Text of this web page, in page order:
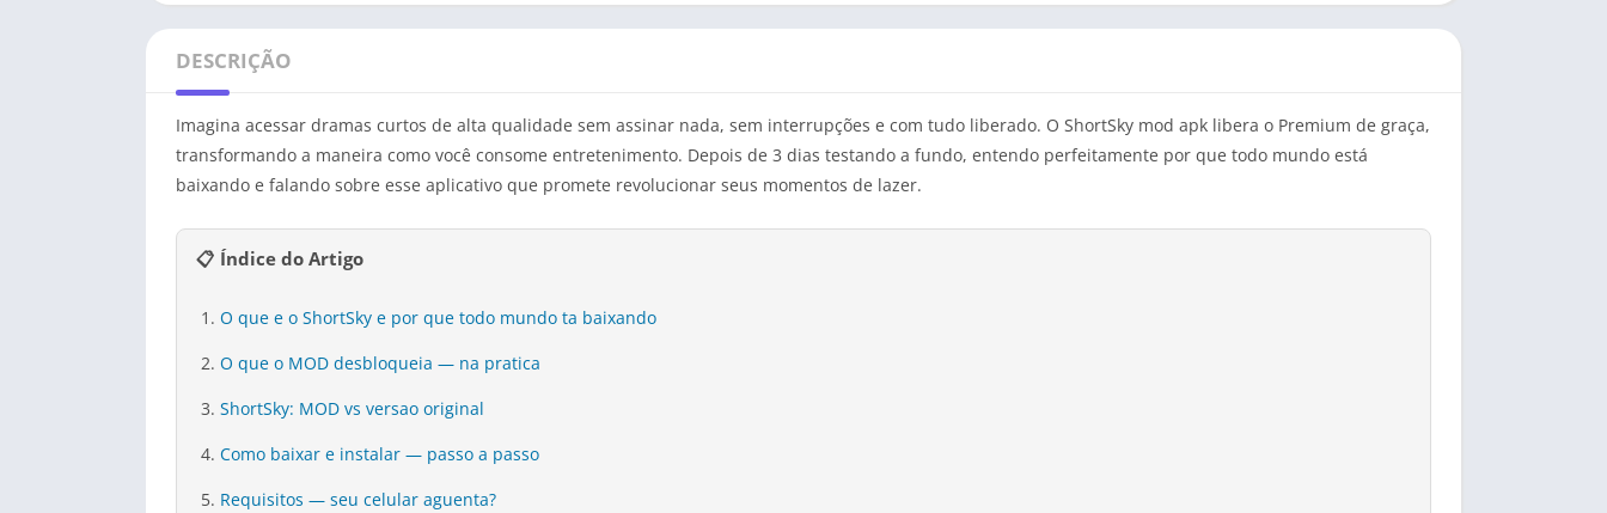
DESCRIÇÃO
Imagina acessar dramas curtos de alta qualidade sem assinar nada, sem interrupções e com tudo liberado. O ShortSky mod apk libera o Premium de graça,
transformando a maneira como você consome entretenimento. Depois de 3 dias testando a fundo, entendo perfeitamente por que todo mundo está
baixando e falando sobre esse aplicativo que promete revolucionar seus momentos de lazer.
📋 Índice do Artigo
O que e o ShortSky e por que todo mundo ta baixando
O que o MOD desbloqueia — na pratica
ShortSky: MOD vs versao original
Como baixar e instalar — passo a passo
Requisitos — seu celular aguenta?